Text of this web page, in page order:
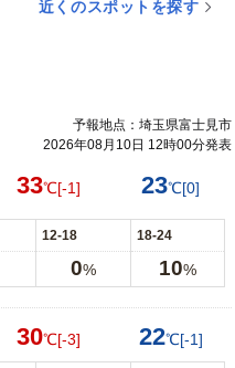
近くのスポットを探す
予報地点：埼玉県富士見市
2026年08月10日 12時00分発表
33℃[-1] 23℃[0]
12-18 18-24
0% 10%
30℃[-3] 22℃[-1]